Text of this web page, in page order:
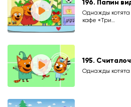
196. Папин
Однажды
кафе «Три…
195.
Однажды котята